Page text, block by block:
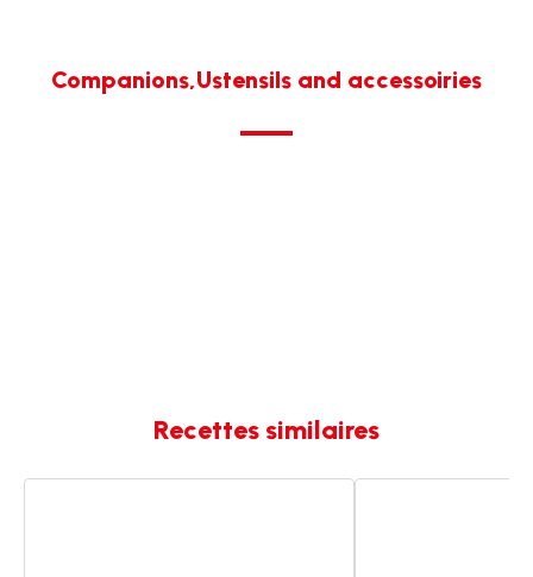
Companions,Ustensils and accessoiries
Recettes similaires